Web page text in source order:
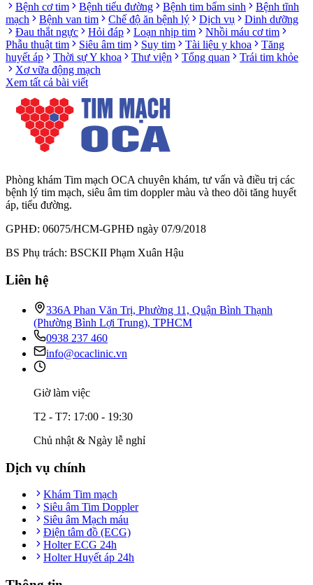
Bệnh cơ tim
Bệnh tiểu đường Bệnh tim bẩm sinh
Bệnh tĩnh
mạch
Bệnh van tim Chế độ ăn bệnh lý Dịch vụ
Dinh dưỡng
Đau thắt ngực
Hỏi đáp Loạn nhịp tim
Nhồi máu cơ tim
Phẫu thuật tim
Siêu âm tim Suy tim Tài liệu y khoa
Tăng
huyết áp
Thời sự Y khoa Thư viện Tổng quan
Trái tim khỏe
Xơ vữa động mạch
Xem tất cả bài viết
Phòng khám Tim mạch OCA chuyên khám, tư vấn và điều trị các
bệnh lý tim mạch, siêu âm tim doppler màu và theo dõi tăng huyết
áp, tiểu đường.
GPHĐ: 06075/HCM-GPHĐ ngày 07/9/2018
BS Phụ trách: BSCKII Phạm Xuân Hậu
Liên hệ
336A Phan Văn Trị, Phường 11, Quận Bình Thạnh
(Phường Bình Lợi Trung), TPHCM
0938 237 460
info@ocaclinic.vn
Giờ làm việc
T2 - T7: 17:00 - 19:30
Chủ nhật & Ngày lễ nghỉ
Dịch vụ chính
Khám Tim mạch
Siêu âm Tim Doppler
Siêu âm Mạch máu
Điện tâm đồ (ECG)
Holter ECG 24h
Holter Huyết áp 24h